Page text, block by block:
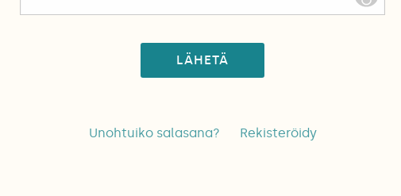
LÄHETÄ
Unohtuiko salasana? Rekisteröidy